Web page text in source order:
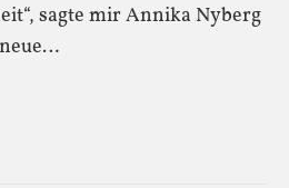
sagte mir Annika Nyberg